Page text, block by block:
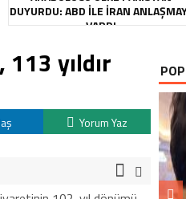
DUYURDU: ABD ILE İRAN
VARDI
yıldır
Yorum Yaz